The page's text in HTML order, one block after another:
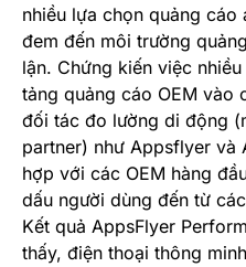
nhiều lựa chọn quảng
đem đến môi trường
lận. Chứng kiến việc
tảng quảng cáo OEM vào
đối tác đo lường di động
partner) như Appsflyer và
hợp với các OEM hàng
dấu người dùng đến từ
Kết quả AppsFlyer
thấy, điện thoại thông